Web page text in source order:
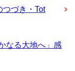
つづき・Tot
なる大地へ」感